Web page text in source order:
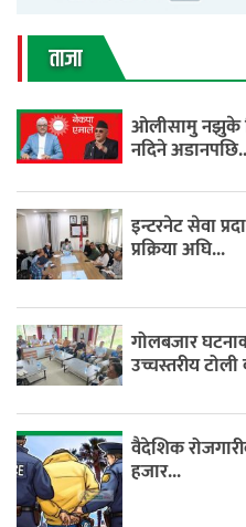
ताजा
ओलीसामु नझुके
नदिने
इन्टरनेट सेवा
प्रक्रिया अघि...
गोलबजार
उच्चस्तरीय
वैदेशिक
हजार...